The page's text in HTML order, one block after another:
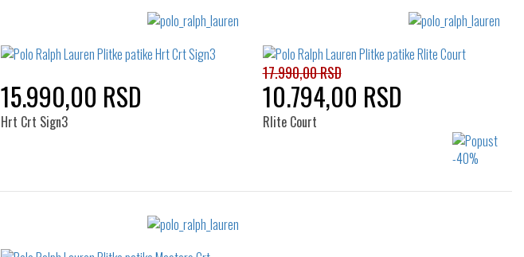
Izaberi željeni broj:
15.990,00 RSD
Hrt Crt Sign3
17.990,00 RSD
10.794,00 RSD
Rlite Court